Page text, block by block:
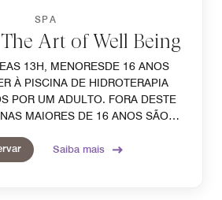
SPA
Art of Well Being
13H, MENORESDE 16 ANOS
À PISCINA DE HIDROTERAPIA
POR UM ADULTO. FORA DESTE
MAIORES DE 16 ANOS SÃO
FATO DE BANHO.
Saiba mais